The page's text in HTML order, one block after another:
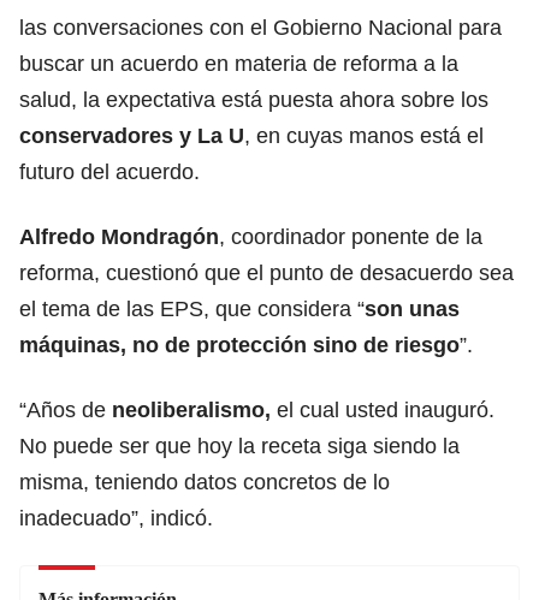
las conversaciones con el Gobierno Nacional para
buscar un acuerdo en materia de reforma a la
salud, la expectativa está puesta ahora sobre los
conservadores y La U, en cuyas manos está el
futuro del acuerdo.
Alfredo Mondragón, coordinador ponente de la
reforma, cuestionó que el punto de desacuerdo sea
el tema de las EPS, que considera “son unas
máquinas, no de protección sino de riesgo”.
“Años de neoliberalismo, el cual usted inauguró.
No puede ser que hoy la receta siga siendo la
misma, teniendo datos concretos de lo
inadecuado”, indicó.